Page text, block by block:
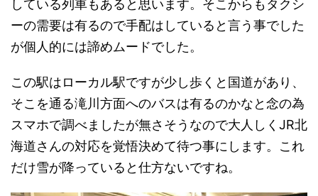
している列車もあると思います。そこからもタクシ
ーの需要は有るので手配はしていると言う事でした
が個人的には諦めムードでした。
この駅はローカル駅ですが少し歩くと国道があり、
そこを通る滝川方面へのバスは有るのかなと念の為
スマホで調べましたが無さそうなので大人しくJR北
海道さんの対応を覚悟決めて待つ事にします。これ
だけ雪が降っていると仕方ないですね。